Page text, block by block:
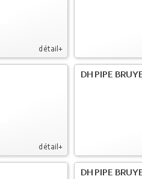
détail+
détail+
DH PIPE
DH PIPE